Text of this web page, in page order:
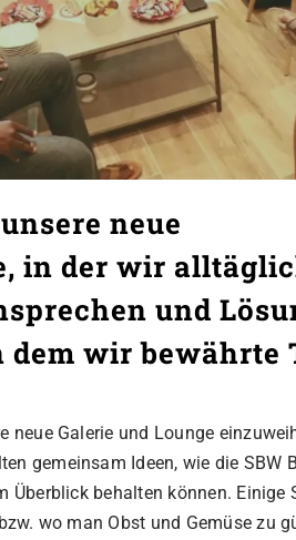
neue
in der wir
und
dem wir bewährte
neue Galerie und Lounge
gemeinsam Ideen, wie die SBW
behalten können. Einige
wo man Obst und Gemüse zu